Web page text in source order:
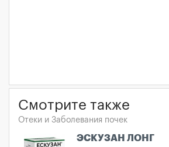
Смотрите также
Отеки и Заболевания почек
ЭСКУЗАН ЛОНГ